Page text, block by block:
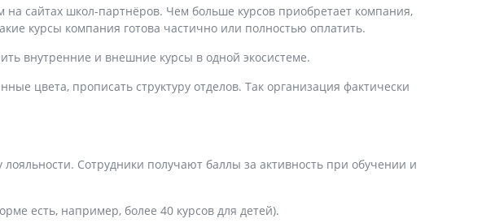
сайтах школ-партнёров. Чем больше курсов приобретает компания,
курсы компания готова частично или полностью оплатить.
внутренние и внешние курсы в одной экосистеме.
цвета, прописать структуру отделов. Так организация фактически
Сотрудники получают баллы за активность при обучении и
есть, например, более 40 курсов для детей).